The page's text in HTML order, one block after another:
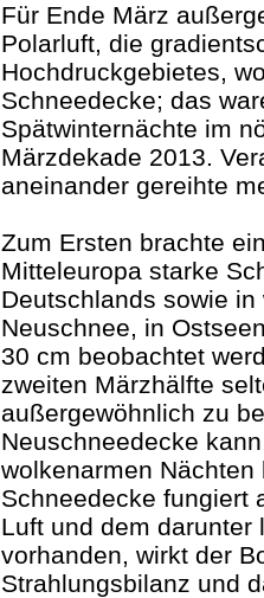
Für Ende März
Polarluft, die
Hochdruckgebietes,
Schneedecke; das
Spätwinternächte im
Märzdekade 2013.
aneinander gereihte
Zum Ersten brachte
Mitteleuropa starke
Deutschlands sowie
Neuschnee, in
30 cm beobachtet
zweiten Märzhälfte
außergewöhnlich zu
Neuschneedecke
wolkenarmen
Schneedecke fungiert
Luft und dem
vorhanden, wirkt der
Strahlungsbilanz und